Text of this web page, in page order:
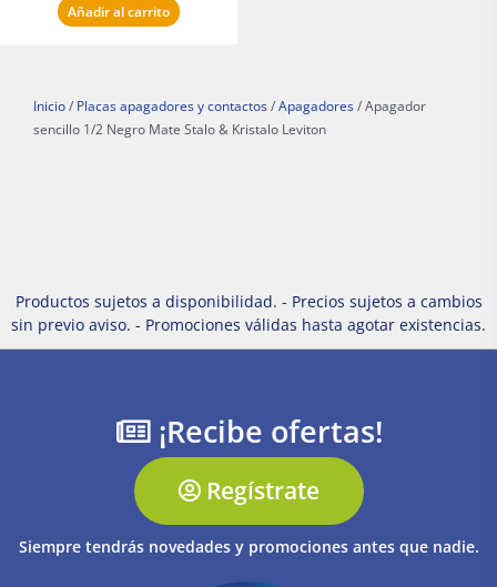
Añadir al carrito
Inicio / Placas apagadores y contactos / Apagadores / Apagador
sencillo 1/2 Negro Mate Stalo & Kristalo Leviton
Productos sujetos a disponibilidad. - Precios sujetos a cambios
sin previo aviso. - Promociones válidas hasta agotar existencias.
¡Recibe ofertas!
Regístrate
Siempre tendrás novedades y promociones antes que nadie.